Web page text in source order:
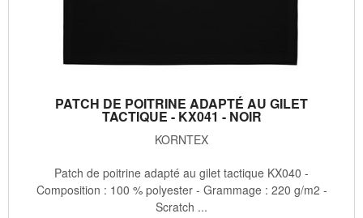
PATCH DE POITRINE ADAPTÉ AU GILET
TACTIQUE - KX041 - NOIR
KORNTEX
Patch de poitrine adapté au gilet tactique KX040 -
Composition : 100 % polyester - Grammage : 220 g/m2 -
Scratch ...